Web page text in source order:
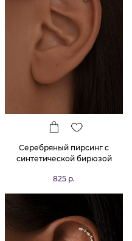
Серебряный пирсинг с
синтетической бирюзой
825 р.